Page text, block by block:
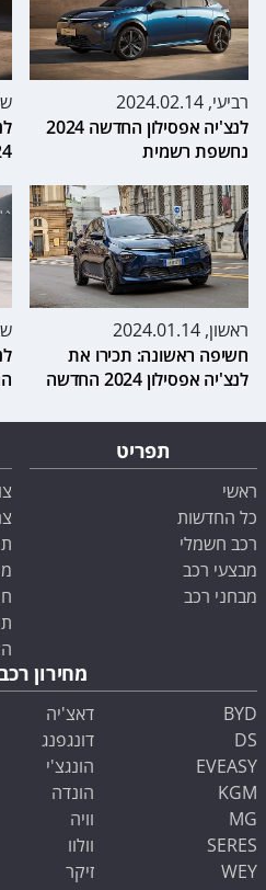
רביעי, 2024.02.14
לנצ'יה אפסילון החדשה 2024
נחשפת רשמית
ראשון, 2024.01.14
חשיפה ראשונה: תכירו את
לנצ'יה אפסילון 2024 החדשה
תפריט
ראשי
כל החדשות
רכב חשמלי
מבצעי רכב
מבחני רכב
מחירון
BYD
DS
EVEASY
KGM
MG
SERES
WEY
דאצ'יה
דונגפנג
הונגצ'י
הונדה
וויה
וולוו
זיקר